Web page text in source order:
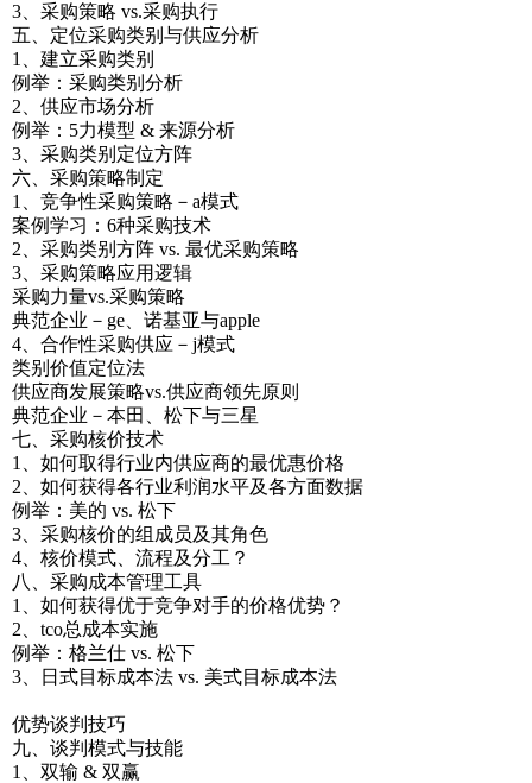
3、采购策略 vs.采购执行
五、定位采购类别与供应分析
1、建立采购类别
例举：采购类别分析
2、供应市场分析
例举：5力模型 & 来源分析
3、采购类别定位方阵
六、采购策略制定
1、竞争性采购策略－a模式
案例学习：6种采购技术
2、采购类别方阵 vs. 最优采购策略
3、采购策略应用逻辑
采购力量vs.采购策略
典范企业－ge、诺基亚与apple
4、合作性采购供应－j模式
类别价值定位法
供应商发展策略vs.供应商领先原则
典范企业－本田、松下与三星
七、采购核价技术
1、如何取得行业内供应商的最优惠价格
2、如何获得各行业利润水平及各方面数据
例举：美的 vs. 松下
3、采购核价的组成员及其角色
4、核价模式、流程及分工？
八、采购成本管理工具
1、如何获得优于竞争对手的价格优势？
2、tco总成本实施
例举：格兰仕 vs. 松下
3、日式目标成本法 vs. 美式目标成本法
优势谈判技巧
九、谈判模式与技能
1、双输 & 双赢